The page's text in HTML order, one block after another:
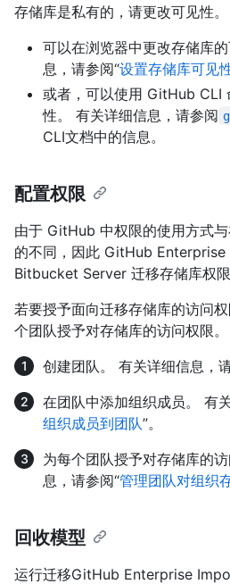
存储库是私有的，请更改可见性。
可以在浏览器中更改存储库
息，请参阅“设置存储库可见
或者，可以使用 GitHub CLI
性。 有关详细信息，请参阅
CLI文档中的信息。
配置权限
由于 GitHub 中权限的使用方式
的不同，因此 GitHub
Bitbucket Server 迁移存储库权限
若要授予面向迁移存储库的访问
个团队授予对存储库的访问权限。
创建团队。 有关详细信息，
在团队中添加组织成员。 有
组织成员到团队”。
为每个团队授予对存储库的
息，请参阅“管理团队对组织
回收模型
运行迁移GitHub Enterprise